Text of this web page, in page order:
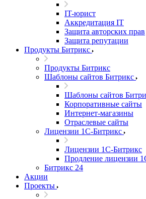
IT-юрист
Аккредитация IT
Защита авторских прав
Защита репутации
Продукты Битрикс
Продукты Битрикс
Шаблоны сайтов Битрикс
Шаблоны сайтов
Корпоративные сайты
Интернет-магазины
Отраслевые сайты
Лицензии 1С-Битрикс
Лицензии 1С-Битрикс
Продление лицензии
Битрикс 24
Акции
Проекты